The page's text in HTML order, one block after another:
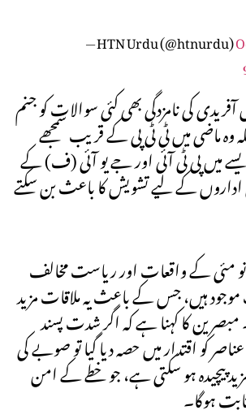
— HTN Urdu (@htnurdu)
کی نامزدگی بھی کئی سوالات کو جنم
ماضی میں ٹی ٹی پی کے قریب سمجھے
میں پی ٹی آئی اور جے یو آئی (ف) کے
اداروں کے لیے تشویش کا باعث بن سکتے
نو مئی کے واقعات اور ریاست مخالف
ہیں، جس کے باعث یہ ملاقات مزید
کا کہنا ہے کہ اگر شدت پسند
کو اقتدار میں حصہ دیا گیا تو صوبے کی
پیچیدہ ہو سکتی ہے، جو خطے کے امن
ہوگا۔